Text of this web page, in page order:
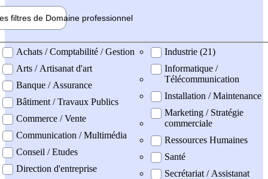
filtres de Domaine professionnel
professionel
Achats / Comptabilité / Gestion
Arts / Artisanat d'art
Banque / Assurance
Bâtiment / Travaux Publics
Commerce / Vente
Communication / Multimédia
Conseil / Etudes
Direction d'entreprise
Industrie (21)
Informatique /
Télécommunication
Installation / Maintenance
Marketing / Stratégie
commerciale
Ressources Humaines
Santé
Secrétariat / Assistanat